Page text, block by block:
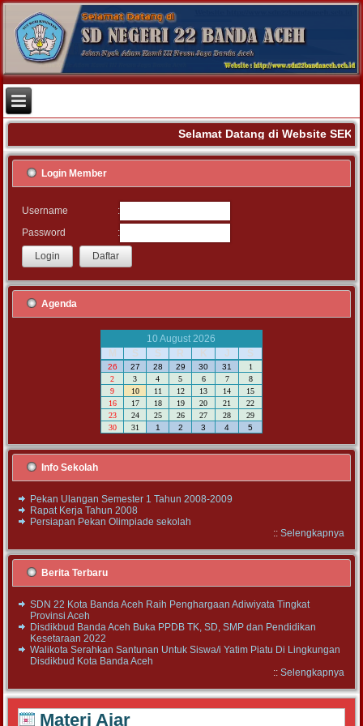
Selamat Datang di Website
Login Member
Username
:
Password
:
Agenda
10 August 2026
M
S S R K J S
26 27 28 29 30 31
1
2
3 4 5 6 7
8
9
10 11 12 13 14
15
16
17 18 19 20 21
22
23
24 25 26 27 28
29
30
31 1 2 3 4 5
Info Sekolah
Pekan Ulangan Semester 1 Tahun 2008-2009
Rapat Kerja Tahun 2008
Persiapan Pekan Olimpiade sekolah
:: Selengkapnya
Berita Terbaru
SDN 22 Kota Banda Aceh Raih Penghargaan Adiwiyata Tingkat
Provinsi Aceh
Disdikbud Banda Aceh Buka PPDB TK, SD, SMP dan Pendidikan
Kesetaraan 2022
Walikota Serahkan Santunan Untuk Siswa/i Yatim Piatu Di Lingkungan
Disdikbud Kota Banda Aceh
:: Selengkapnya
Materi Ajar